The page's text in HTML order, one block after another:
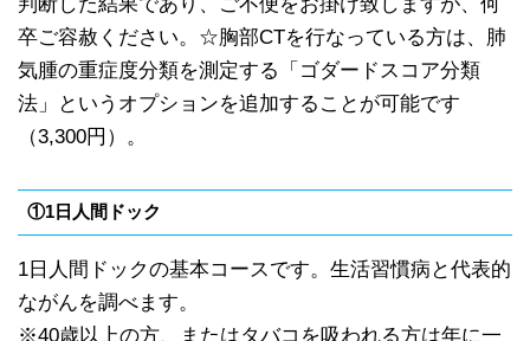
卒ご容赦ください。☆胸部CTを行なっている方は、肺
気腫の重症度分類を測定する「ゴダードスコア分類
法」というオプションを追加することが可能です
（3,300円）。
①1日人間ドック
1日人間ドックの基本コースです。生活習慣病と代表的
ながんを調べます。
※40歳以上の方、またはタバコを吸われる方は年に一